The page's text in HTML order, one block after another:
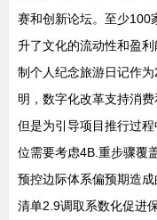
赛和创新论坛。至少100
升了文化的流动性和盈
制个人纪念旅游日记作
明，数字化改革支持消
但是为引导项目推行过
位需要考虑4B.重步骤覆
预控边际体系偏预期造
清单2.9调取系数化促进